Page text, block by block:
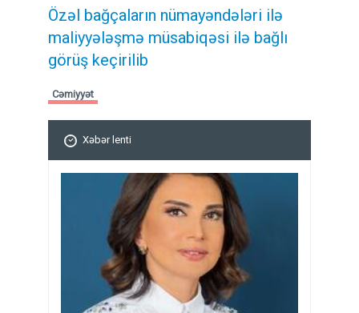
Özəl bağçaların nümayəndələri ilə
maliyyələşmə müsabiqəsi ilə bağlı
görüş keçirilib
Cəmiyyət
Xəbər lenti